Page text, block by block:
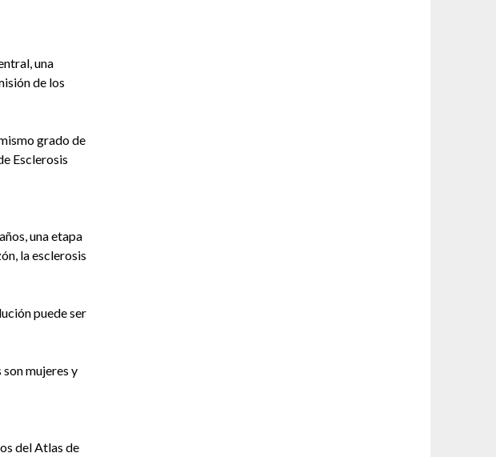
una
de los
grado de
Esclerosis
una etapa
la esclerosis
puede ser
son mujeres y
del Atlas de